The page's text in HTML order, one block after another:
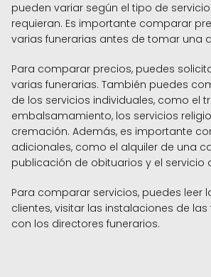
pueden variar según el tipo de
requieran. Es importante comparar
varias funerarias antes de tomar una
Para comparar precios, puedes
varias funerarias. También puedes
de los servicios individuales, como el
embalsamamiento, los servicios
cremación. Además, es importante
adicionales, como el alquiler de una
publicación de obituarios y el servicio
Para comparar servicios, puedes leer
clientes, visitar las instalaciones de
con los directores funerarios.